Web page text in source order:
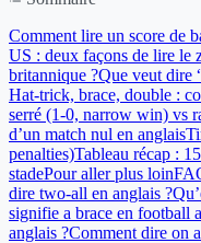
Comment lire un score de
US : deux façons de lire le
britannique ?Que veut dire
Hat-trick, brace, double :
serré (1-0, narrow win) vs
d’un match nul en anglais
penalties)Tableau récap :
stadePour aller plus loin
dire two-all en anglais ?
signifie a brace en football
anglais ?Comment dire on